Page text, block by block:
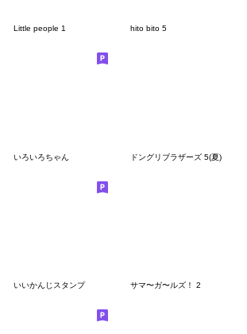
Little people 1 hito bito 5
いろいろちゃん ドングリブラザーズ 5(夏)
いいかんじスタンプ サマ〜ガ〜ルズ！ 2